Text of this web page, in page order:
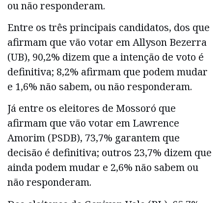
ou não responderam.
Entre os três principais candidatos, dos que
afirmam que vão votar em Allyson Bezerra
(UB), 90,2% dizem que a intenção de voto é
definitiva; 8,2% afirmam que podem mudar
e 1,6% não sabem, ou não responderam.
Já entre os eleitores de Mossoró que
afirmam que vão votar em Lawrence
Amorim (PSDB), 73,7% garantem que
decisão é definitiva; outros 23,7% dizem que
ainda podem mudar e 2,6% não sabem ou
não responderam.